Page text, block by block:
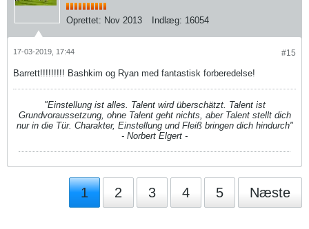
Oprettet: Nov 2013 Indlæg: 16054
#15
17-03-2019, 17:44
Barrett!!!!!!!!! Bashkim og Ryan med fantastisk forberedelse!
"Einstellung ist alles. Talent wird überschätzt. Talent ist
Grundvoraussetzung, ohne Talent geht nichts, aber Talent stellt dich
nur in die Tür. Charakter, Einstellung und Fleiß bringen dich hindurch"
- Norbert Elgert -
1 2 3 4 5 Næste